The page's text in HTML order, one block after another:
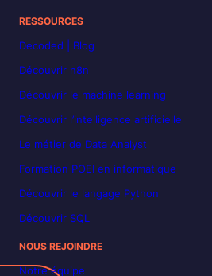
RESSOURCES
Decoded | Blog
Découvrir n8n
Découvrir le machine learning
Découvrir l’intelligence artificielle
Le métier de Data Analyst
Formation POEI en informatique
Découvrir le langage Python
Découvrir SQL
NOUS REJOINDRE
Notre équipe